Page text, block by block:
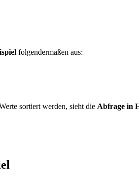
folgendermaßen aus:
sortiert werden, sieht die Abfrage in